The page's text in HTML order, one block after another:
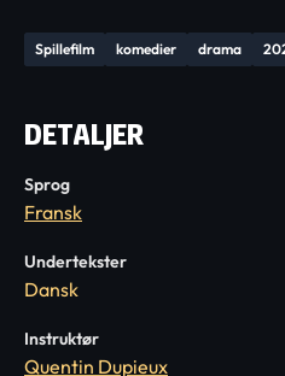
Spillefilm komedier drama
DETALJER
Sprog
Fransk
Undertekster
Dansk
Instruktør
Quentin Dupieux